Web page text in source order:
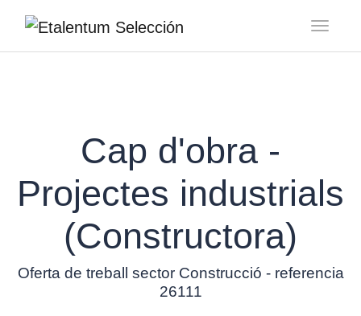
Cap d'obra -
Projectes industrials
(Constructora)
Oferta de treball sector Construcció - referencia
26111